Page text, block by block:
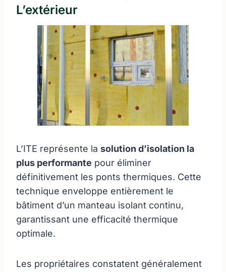
L’extérieur
L’ITE représente la solution d’isolation la
plus performante pour éliminer
définitivement les ponts thermiques. Cette
technique enveloppe entièrement le
bâtiment d’un manteau isolant continu,
garantissant une efficacité thermique
optimale.
Les propriétaires constatent généralement